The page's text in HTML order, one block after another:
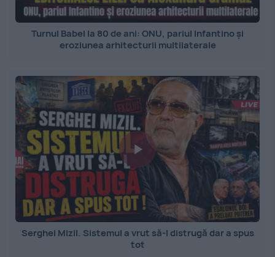
Turnul Babel la 80 de ani: ONU, pariul Infantino și
eroziunea arhitecturii multilaterale
Serghei Mizil. Sistemul a vrut să-l distrugă dar a spus
tot